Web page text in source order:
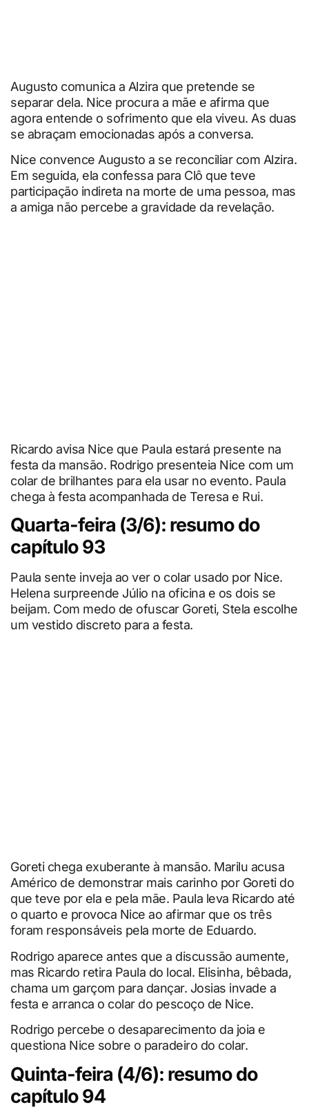
Augusto comunica a Alzira que pretende se
separar dela. Nice procura a mãe e afirma que
agora entende o sofrimento que ela viveu. As duas
se abraçam emocionadas após a conversa.
Nice convence Augusto a se reconciliar com Alzira.
Em seguida, ela confessa para Clô que teve
participação indireta na morte de uma pessoa, mas
a amiga não percebe a gravidade da revelação.
Ricardo avisa Nice que Paula estará presente na
festa da mansão. Rodrigo presenteia Nice com um
colar de brilhantes para ela usar no evento. Paula
chega à festa acompanhada de Teresa e Rui.
Quarta-feira (3/6): resumo do
capítulo 93
Paula sente inveja ao ver o colar usado por Nice.
Helena surpreende Júlio na oficina e os dois se
beijam. Com medo de ofuscar Goreti, Stela escolhe
um vestido discreto para a festa.
Goreti chega exuberante à mansão. Marilu acusa
Américo de demonstrar mais carinho por Goreti do
que teve por ela e pela mãe. Paula leva Ricardo até
o quarto e provoca Nice ao afirmar que os três
foram responsáveis pela morte de Eduardo.
Rodrigo aparece antes que a discussão aumente,
mas Ricardo retira Paula do local. Elisinha, bêbada,
chama um garçom para dançar. Josias invade a
festa e arranca o colar do pescoço de Nice.
Rodrigo percebe o desaparecimento da joia e
questiona Nice sobre o paradeiro do colar.
Quinta-feira (4/6): resumo do
capítulo 94